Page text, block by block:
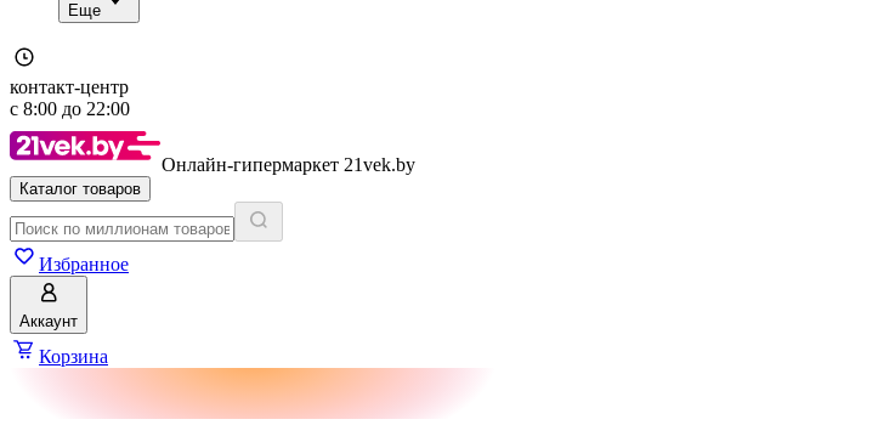
Еще
контакт-центр
с 8:00 до 22:00
Онлайн-гипермаркет 21vek.by
Каталог товаров
Избранное
Аккаунт
Корзина